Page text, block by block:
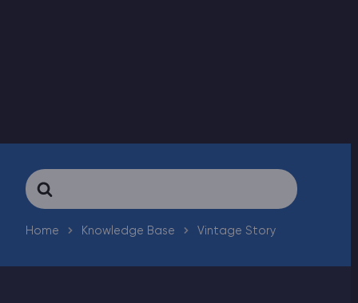
Search
For
Home Knowledge Base Vintage Story